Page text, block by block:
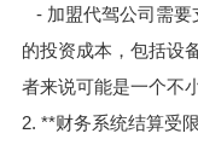
- 加盟代驾公司需要
的投资成本，包括设
者来说可能是一个不
2. **财务系统结算受